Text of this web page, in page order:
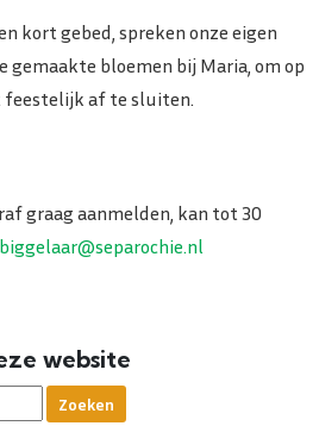
kort gebed, spreken onze eigen
gemaakte bloemen bij Maria, om op
feestelijk af te sluiten.
graag aanmelden, kan tot 30
website